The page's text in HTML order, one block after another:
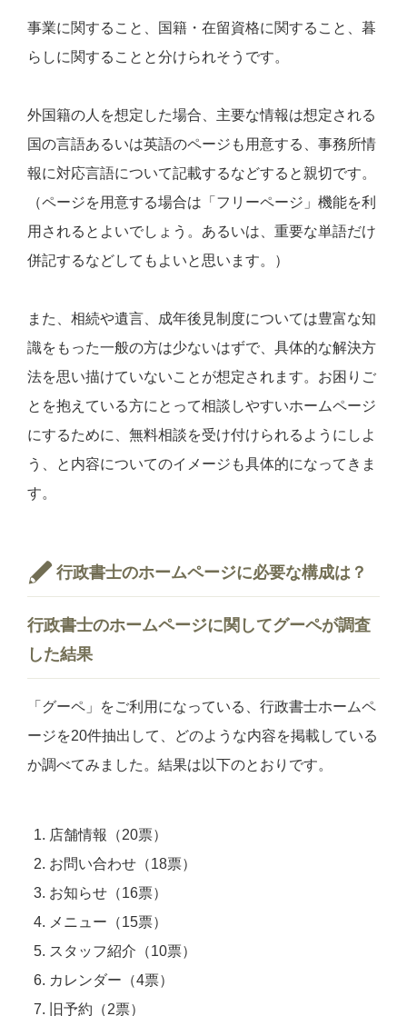
事業に関すること、国籍・在留資格に関すること、暮
らしに関することと分けられそうです。
外国籍の人を想定した場合、主要な情報は想定される
国の言語あるいは英語のページも用意する、事務所情
報に対応言語について記載するなどすると親切です。
（ページを用意する場合は「フリーページ」機能を利
用されるとよいでしょう。あるいは、重要な単語だけ
併記するなどしてもよいと思います。）
また、相続や遺言、成年後見制度については豊富な知
識をもった一般の方は少ないはずで、具体的な解決方
法を思い描けていないことが想定されます。お困りご
とを抱えている方にとって相談しやすいホームページ
にするために、無料相談を受け付けられるようにしよ
う、と内容についてのイメージも具体的になってきま
す。
行政書士のホームページに必要な構成は？
行政書士のホームページに関してグーペが調査
した結果
「グーペ」をご利用になっている、行政書士ホームペ
ージを20件抽出して、どのような内容を掲載している
か調べてみました。結果は以下のとおりです。
店舗情報（20票）
お問い合わせ（18票）
お知らせ（16票）
メニュー（15票）
スタッフ紹介（10票）
カレンダー（4票）
旧予約（2票）